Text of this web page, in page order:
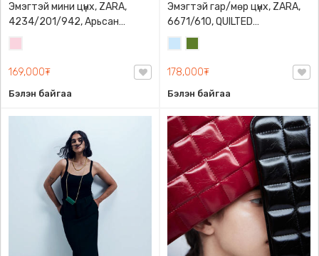
Эмэгтэй мини цүнх, ZARA,
4234/201/942, Арьсан
материалтай, LIMITED EDITION
OVAL LEATHER HANDBAG TRF
169,000₮
Бэлэн байгаа
Эмэгтэй гар/мөр цүнх, ZARA,
6671/610, QUILTED
CROSSBODY BAG WITH HANDLE
178,000₮
Бэлэн байгаа